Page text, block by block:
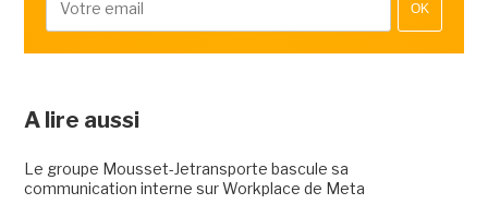
OK
A lire aussi
Le groupe Mousset-Jetransporte bascule sa
communication interne sur Workplace de Meta